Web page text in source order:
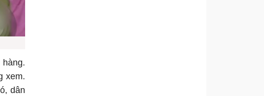
hàng.
xem.
dân